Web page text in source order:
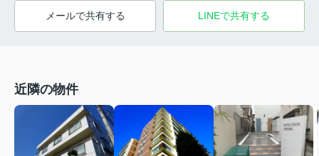
メールで共有する LINEで共有する
近隣の物件